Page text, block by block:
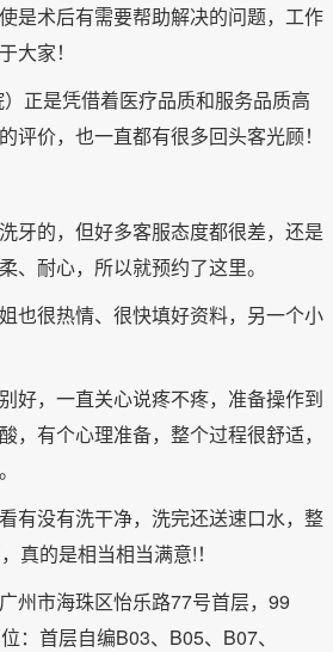
是术后有需要帮助解决的问题，工作
大家！
正是凭借着医疗品质和服务品质高
评价，也一直都有很多回头客光顾！
牙的，但好多客服态度都很差，还是
、耐心，所以就预约了这里。
也很热情、很快填好资料，另一个小
好，一直关心说疼不疼，准备操作到
，有个心理准备，整个过程很舒适，
有没有洗干净，洗完还送速口水，整
真的是相当相当满意!！
州市海珠区怡乐路77号首层，99
：首层自编B03、B05、B07、